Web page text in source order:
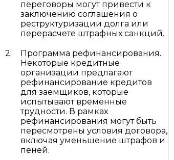
переговоры могут привести к
заключению соглашения о
реструктуризации долга или
перерасчете штрафных санкций.
Программа рефинансирования.
Некоторые кредитные
организации предлагают
рефинансирование кредитов
для заемщиков, которые
испытывают временные
трудности. В рамках
рефинансирования могут быть
пересмотрены условия договора,
включая уменьшение штрафов и
пеней.